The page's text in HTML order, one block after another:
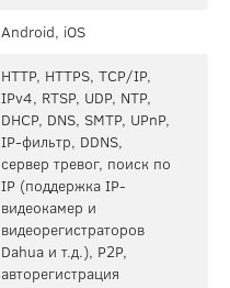
Android, iOS
HTTP, HTTPS, TCP/IP,
IPv4, RTSP, UDP, NTP,
DHCP, DNS, SMTP, UPnP,
IP-фильтр, DDNS,
сервер тревог, поиск по
IP (поддержка IP-
видеокамер и
видеорегистраторов
Dahua и т.д.), P2P,
авторегистрация